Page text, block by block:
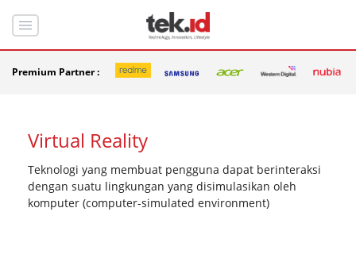
Premium Partner :
Virtual Reality
Teknologi yang membuat pengguna dapat berinteraksi
dengan suatu lingkungan yang disimulasikan oleh
komputer (computer-simulated environment)